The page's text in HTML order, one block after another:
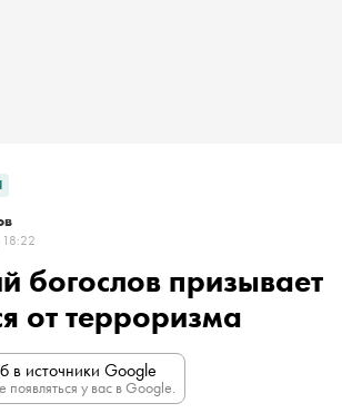
богослов призывает
от терроризма
в источники Google
у вас в Google.